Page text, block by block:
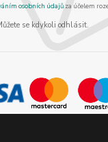
osobních údajůza účelem
se kdykoli odhlásit.